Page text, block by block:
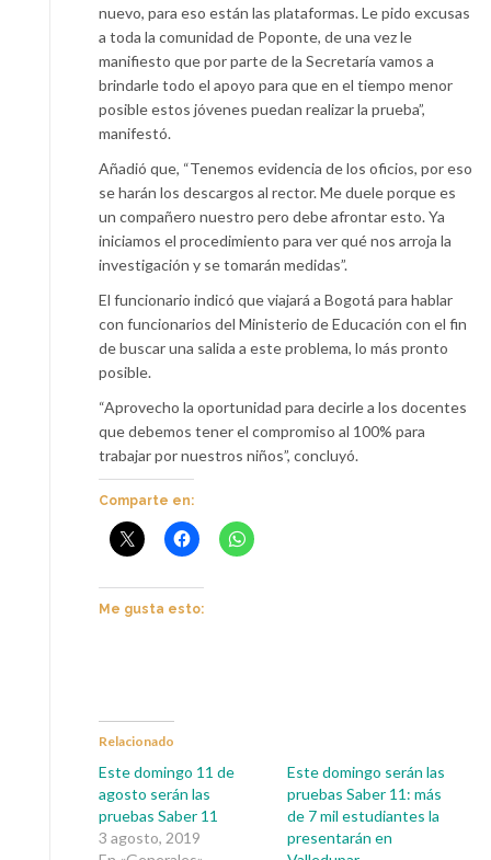
nuevo, para eso están las plataformas. Le pido excusas
a toda la comunidad de Poponte, de una vez le
manifiesto que por parte de la Secretaría vamos a
brindarle todo el apoyo para que en el tiempo menor
posible estos jóvenes puedan realizar la prueba”,
manifestó.
Añadió que, “Tenemos evidencia de los oficios, por eso
se harán los descargos al rector. Me duele porque es
un compañero nuestro pero debe afrontar esto. Ya
iniciamos el procedimiento para ver qué nos arroja la
investigación y se tomarán medidas”.
El funcionario indicó que viajará a Bogotá para hablar
con funcionarios del Ministerio de Educación con el fin
de buscar una salida a este problema, lo más pronto
posible.
“Aprovecho la oportunidad para decirle a los docentes
que debemos tener el compromiso al 100% para
trabajar por nuestros niños”, concluyó.
Comparte en:
Me gusta esto:
Relacionado
Este domingo 11 de
agosto serán las
pruebas Saber 11
3 agosto, 2019
Este domingo serán las
pruebas Saber 11: más
de 7 mil estudiantes la
presentarán en